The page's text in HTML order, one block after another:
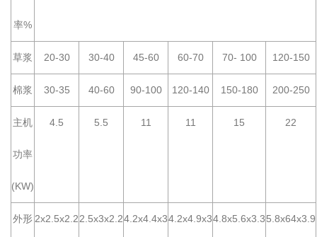
率%
草浆 20-30 30-40 45-60 60-70 70- 100 120-150
棉浆 30-35 40-60 90-100 120-140 150-180 200-250
主机
功率
(KW)
4.5 5.5 11 11 15 22
外形 2x2.5x2.22.5x3x2.24.2x4.4x34.2x4.9x34.8x5.6x3.35.8x64x3.9